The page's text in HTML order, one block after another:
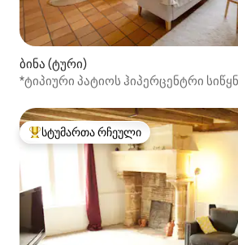
ბინა (ტური)
*ტიპიური პატიოს ჰიპერცენტრი
სტუმართა რჩეული მოწინავე ვარიანტი
სტუმართა რჩეული